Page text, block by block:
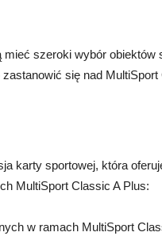
szeroki wybór obiektów
się nad MultiSport
karty sportowej, która
MultiSport Classic A Plus:
w ramach MultiSport